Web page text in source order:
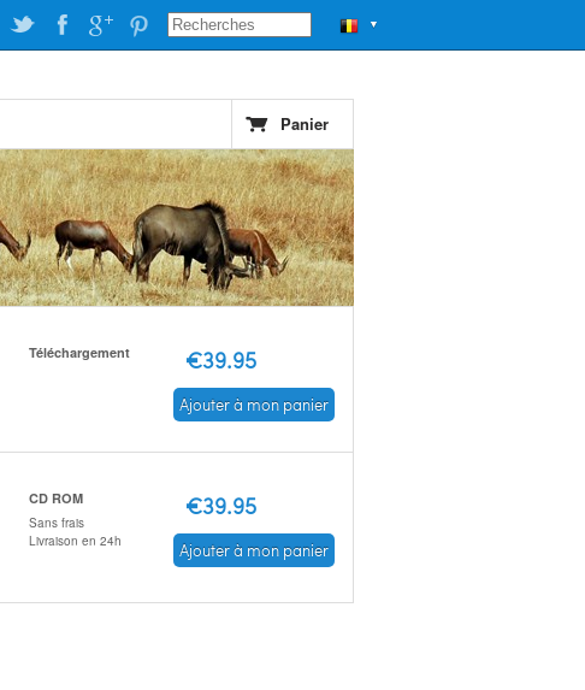
▼
Panier
Téléchargement €39.95
Ajouter à mon panier
CD ROM
Sans frais
Livraison en 24h
€39.95
Ajouter à mon panier